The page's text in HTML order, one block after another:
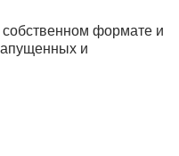
формате и
и